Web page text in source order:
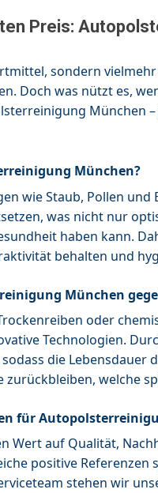
Preis:
sondern
Doch was nützt es,
München
München?
wie Staub, Pollen
was nicht nur
haben kann.
behalten und
München
oder
Technologien.
die Lebensdauer
zurückbleiben, welche
für
Wert auf Qualität,
positive
stehen wir